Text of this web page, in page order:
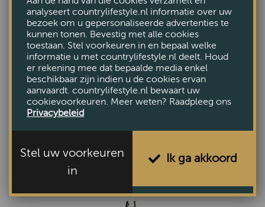
VAN €289,-
VOOR €99,-
analyseert countrylifestyle.nl informatie over uw
bezoek om u gepersonaliseerde advertenties te
kunnen tonen. Bevestig met alle cookies
toestaan. Stel voorkeuren in en bepaal welke
informatie u met countrylifestyle.nl deelt. Houd
er rekening mee dat bepaalde media enkel
beschikbaar zijn indien u de cookies ervan
aanvaardt. countrylifestyle.nl bewaart uw
cookievoorkeuren. Meer weten? Raadpleeg ons
Privacybeleid
Stel uw voorkeuren
in
Ik ga akkoord